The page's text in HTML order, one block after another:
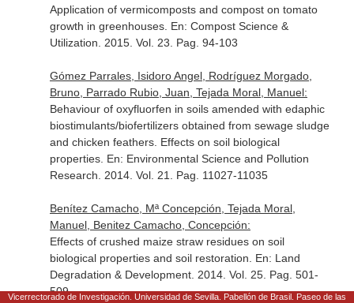
Application of vermicomposts and compost on tomato
growth in greenhouses. En: Compost Science &
Utilization . 2015. Vol. 23. Pag. 94-103
Gómez Parrales, Isidoro Angel, Rodríguez Morgado,
Bruno, Parrado Rubio, Juan, Tejada Moral, Manuel:
Behaviour of oxyfluorfen in soils amended with edaphic
biostimulants/biofertilizers obtained from sewage sludge
and chicken feathers. Effects on soil biological
properties. En: Environmental Science and Pollution
Research . 2014. Vol. 21. Pag. 11027-11035
Benítez Camacho, Mª Concepción, Tejada Moral,
Manuel, Benitez Camacho, Concepción:
Effects of crushed maize straw residues on soil
biological properties and soil restoration. En: Land
Degradation & Development. 2014. Vol. 25. Pag. 501-
509
Vicerrectorado de Investigación. Universidad de Sevilla. Pabellón de Brasil. Paseo de las